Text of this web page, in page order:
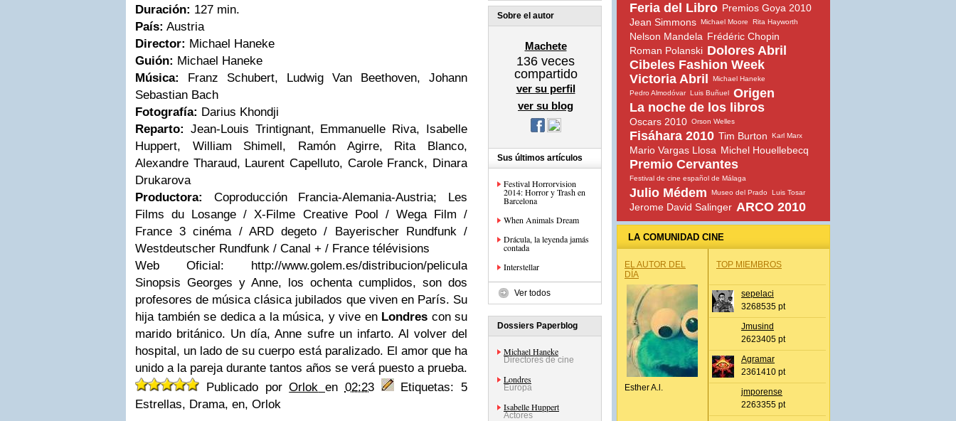
Duración: 127 min.
País: Austria
Director: Michael Haneke
Guión: Michael Haneke
Música:
Franz Schubert, Ludwig Van Beethoven, Johann
Sebastian Bach
Fotografía: Darius Khondji
Reparto: Jean-Louis Trintignant, Emmanuelle Riva, Isabelle
Huppert, William Shimell, Ramón Agirre, Rita Blanco,
Alexandre Tharaud, Laurent Capelluto, Carole Franck, Dinara
Drukarova
Productora:
Coproducción Francia-Alemania-Austria; Les
Films du Losange / X-Filme Creative Pool / Wega Film /
France 3 cinéma / ARD degeto / Bayerischer Rundfunk /
Westdeutscher Rundfunk / Canal + / France télévisions
Web Oficial: http://www.golem.es/distribucion/pelicula
Sinopsis Georges y Anne, los ochenta cumplidos, son dos
profesores de música clásica jubilados que viven en París. Su
hija también se dedica a la música, y vive en Londres con su
marido británico. Un día, Anne sufre un infarto. Al volver del
hospital, un lado de su cuerpo está paralizado. El amor que ha
unido a la pareja durante tantos años se verá puesto a prueba.
Publicado porOrlok en 02:23
Etiquetas: 5
Estrellas, Drama, en, Orlok
Sobre el autor
Machete
136 veces
compartido
ver su perfil
ver su blog
Sus últimos artículos
Festival Horrorvision
2014: Horror y Trash en
Barcelona
When Animals Dream
Drácula, la leyenda jamás
contada
Interstellar
Ver todos
Dossiers Paperblog
Michael Haneke
Directores de cine
Londres
Europa
Isabelle Huppert
Actores
Feria del Libro Premios Goya 2010
Jean Simmons Michael Moore Rita Hayworth
Nelson Mandela Frédéric Chopin
Roman Polanski Dolores Abril
Cibeles Fashion Week
Victoria Abril
Michael Haneke
Pedro Almodóvar Luis Buñuel Origen
La noche de los libros
Oscars 2010 Orson Welles
Fisáhara 2010 Tim Burton Karl Marx
Mario Vargas Llosa Michel Houellebecq
Premio Cervantes
Festival de cine español de Málaga
Julio Médem Museo del Prado Luis Tosar
Jerome David Salinger ARCO 2010
LA COMUNIDAD CINE
EL AUTOR DEL
DÍA
Esther A.l.
TOP MIEMBROS
sepelaci
3268535 pt
Jmusind
2623405 pt
Agramar
2361410 pt
jmporense
2263355 pt